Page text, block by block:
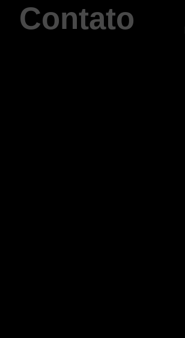
Contato